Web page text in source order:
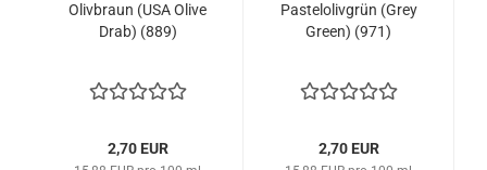
Olivbraun (USA Olive
Drab) (889)
2,70 EUR
Pastelolivgrün (Grey
Green) (971)
2,70 EUR